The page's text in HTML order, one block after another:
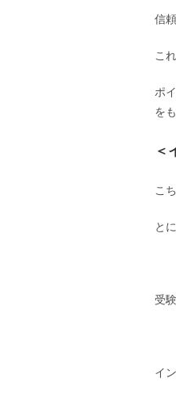
信
こ
ポ
を
＜
こ
と
受
イ